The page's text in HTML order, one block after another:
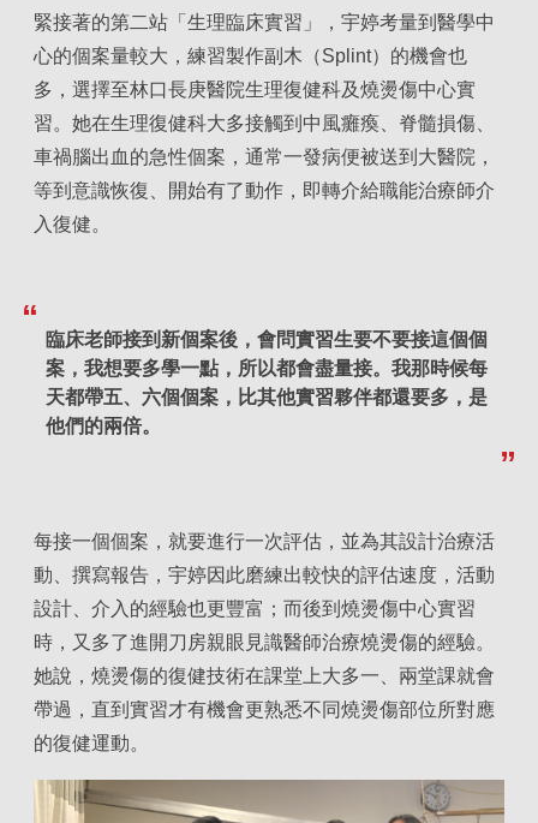
緊接著的第二站「生理臨床實習」，宇婷考量到醫學中
心的個案量較大，練習製作副木（Splint）的機會也
多，選擇至林口長庚醫院生理復健科及燒燙傷中心實
習。她在生理復健科大多接觸到中風癱瘓、脊髓損傷、
車禍腦出血的急性個案，通常一發病便被送到大醫院，
等到意識恢復、開始有了動作，即轉介給職能治療師介
入復健。
臨床老師接到新個案後，會問實習生要不要接這個個
案，我想要多學一點，所以都會盡量接。我那時候每
天都帶五、六個個案，比其他實習夥伴都還要多，是
他們的兩倍。
每接一個個案，就要進行一次評估，並為其設計治療活
動、撰寫報告，宇婷因此磨練出較快的評估速度，活動
設計、介入的經驗也更豐富；而後到燒燙傷中心實習
時，又多了進開刀房親眼見識醫師治療燒燙傷的經驗。
她說，燒燙傷的復健技術在課堂上大多一、兩堂課就會
帶過，直到實習才有機會更熟悉不同燒燙傷部位所對應
的復健運動。